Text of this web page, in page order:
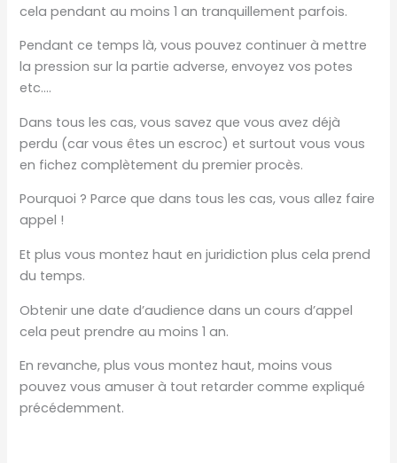
cela pendant au moins 1 an tranquillement parfois.
Pendant ce temps là, vous pouvez continuer à mettre
la pression sur la partie adverse, envoyez vos potes
etc….
Dans tous les cas, vous savez que vous avez déjà
perdu (car vous êtes un escroc) et surtout vous vous
en fichez complètement du premier procès.
Pourquoi ? Parce que dans tous les cas, vous allez faire
appel !
Et plus vous montez haut en juridiction plus cela prend
du temps.
Obtenir une date d’audience dans un cours d’appel
cela peut prendre au moins 1 an.
En revanche, plus vous montez haut, moins vous
pouvez vous amuser à tout retarder comme expliqué
précédemment.